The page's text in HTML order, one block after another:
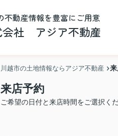
不動産情報を豊富にご用意
会社 アジア不動産
川越市の土地情報ならアジア不動産
来店予約
ご希望の日付と来店時間をご選択くだ